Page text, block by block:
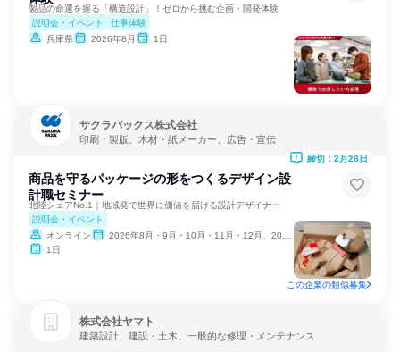
製品の命運を握る「構造設計」！ゼロから挑む企画・開発体験
説明会・イベント
仕事体験
兵庫県
2026年8月 1日
サクラパックス株式会社
印刷・製版、木材・紙メーカー、広告・宣伝
商品を守るパッケージの形をつくるデザイン設
計職セミナー
北陸シェアNo.1｜地域発で世界に価値を届ける設計デザイナー
説明会・イベント
オンライン
2026年8月・9月・10月・11月・12月、2027年1月・2月
1日
締切：2月28日
この企業の類似募集
株式会社ヤマト
建築設計、建設・土木、一般的な修理・メンテナンス